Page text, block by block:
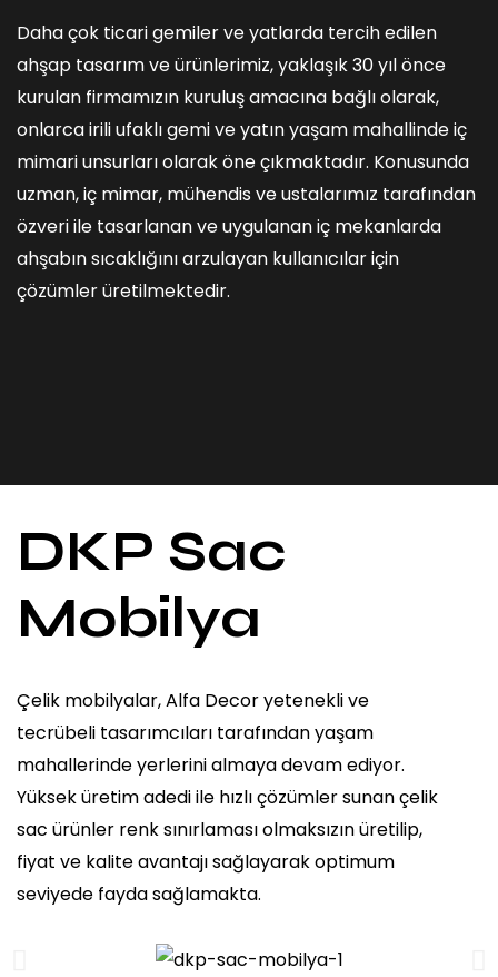
Daha çok ticari gemiler ve yatlarda tercih edilen
ahşap tasarım ve ürünlerimiz, yaklaşık 30 yıl önce
kurulan firmamızın kuruluş amacına bağlı olarak,
onlarca irili ufaklı gemi ve yatın yaşam mahallinde iç
mimari unsurları olarak öne çıkmaktadır. Konusunda
uzman, iç mimar, mühendis ve ustalarımız tarafından
özveri ile tasarlanan ve uygulanan iç mekanlarda
ahşabın sıcaklığını arzulayan kullanıcılar için
çözümler üretilmektedir.
DKP Sac
Mobilya
Çelik mobilyalar, Alfa Decor yetenekli ve
tecrübeli tasarımcıları tarafından yaşam
mahallerinde yerlerini almaya devam ediyor.
Yüksek üretim adedi ile hızlı çözümler sunan çelik
sac ürünler renk sınırlaması olmaksızın üretilip,
fiyat ve kalite avantajı sağlayarak optimum
seviyede fayda sağlamakta.